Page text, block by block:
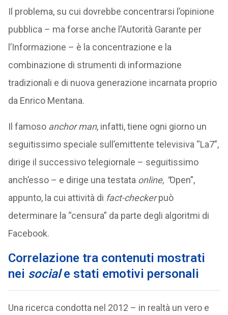
Il problema, su cui dovrebbe concentrarsi l’opinione
pubblica – ma forse anche l’Autorità Garante per
l’Informazione – è la concentrazione e la
combinazione di strumenti di informazione
tradizionali e di nuova generazione incarnata proprio
da Enrico Mentana.
Il famoso anchor man, infatti, tiene ogni giorno un
seguitissimo speciale sull’emittente televisiva “La7”,
dirige il successivo telegiornale – seguitissimo
anch’esso – e dirige una testata online, “Open”,
appunto, la cui attività di fact-checkerpuò
determinare la “censura” da parte degli algoritmi di
Facebook.
Correlazione tra contenuti mostrati
nei sociale stati emotivi personali
Una ricerca condotta nel 2012 – in realtà un vero e